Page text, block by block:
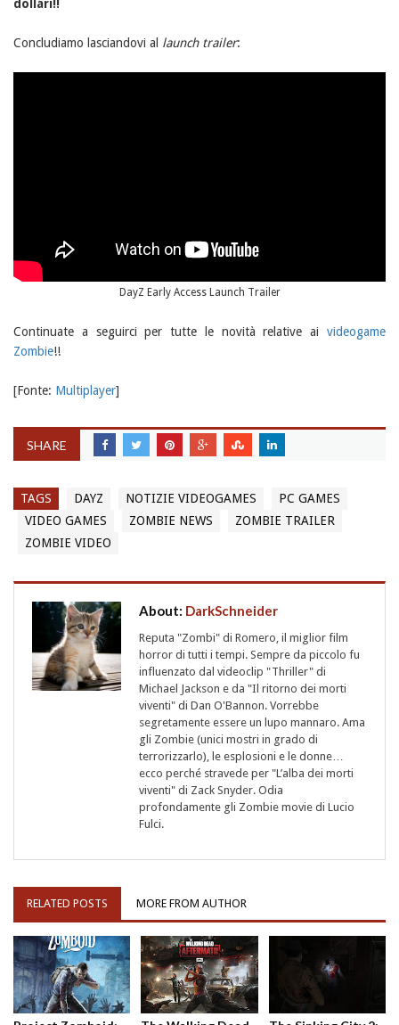
dollari!!
Concludiamo lasciandovi al launch trailer:
DayZ Early Access Launch Trailer
Continuate a seguirci per tutte le novità relative ai videogame
Zombie!!
[Fonte: Multiplayer]
SHARE
TAGS DAYZ NOTIZIE VIDEOGAMES
PC GAMES
VIDEO GAMES
ZOMBIE NEWS
ZOMBIE TRAILER
ZOMBIE VIDEO
About: DarkSchneider
Reputa "Zombi" di Romero, il miglior film
horror di tutti i tempi. Sempre da piccolo fu
influenzato dal videoclip "Thriller" di
Michael Jackson e da "Il ritorno dei morti
viventi" di Dan O'Bannon. Vorrebbe
segretamente essere un lupo mannaro. Ama
gli Zombie (unici mostri in grado di
terrorizzarlo), le esplosioni e le donne…
ecco perché stravede per "L’alba dei morti
viventi" di Zack Snyder. Odia
profondamente gli Zombie movie di Lucio
Fulci.
RELATED POSTS MORE FROM AUTHOR